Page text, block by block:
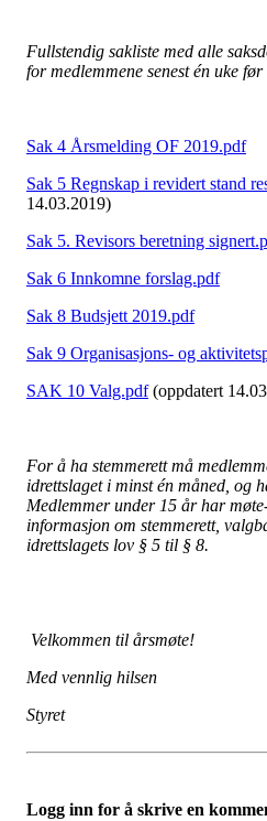
Fullstendig sakliste med alle
for medlemmene senest én uke
Sak 4 Årsmelding OF 2019.pdf
Sak 5 Regnskap i revidert stand
14.03.2019)
Sak 5. Revisors beretning
Sak 6 Innkomne forslag.pdf
Sak 8 Budsjett 2019.pdf
Sak 9 Organisasjons- og
SAK 10 Valg.pdf(oppdatert
For å ha stemmerett må
idrettslaget i minst én måned, og
Medlemmer under 15 år har
informasjon om stemmerett,
idrettslagets lov § 5 til § 8.
Velkommen til årsmøte!
Med vennlig hilsen
Styret
Logg inn for å skrive en